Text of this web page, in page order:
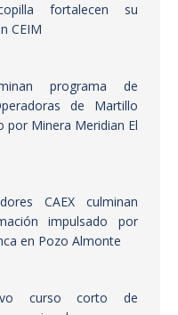
fortalecen su
CEIM
programa de
de Martillo
por Minera Meridian El
CAEX culminan
impulsado por
en Pozo Almonte
curso corto de